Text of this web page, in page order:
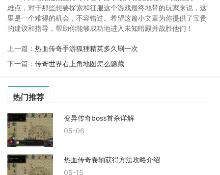
难点，对于那些想要探索和征服这个游戏最终地带的玩家来说，这
里是一个难得的机会，不容错过。希望这篇小文章为你提供了宝贵
的建议和指导，帮助你能够成功地进入未知暗殿并战胜他们！
上一篇： 热血传奇手游狐狸精英多久刷一次
下一篇： 传奇世界右上角地图怎么隐藏
热门推荐
变异传奇boss首杀详解
05-06
热血传奇卷轴获得方法攻略介绍
05-15